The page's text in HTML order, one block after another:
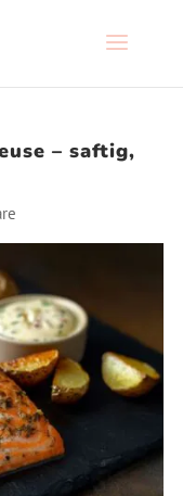
– saftig,